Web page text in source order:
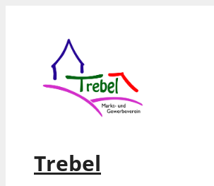
Trebel